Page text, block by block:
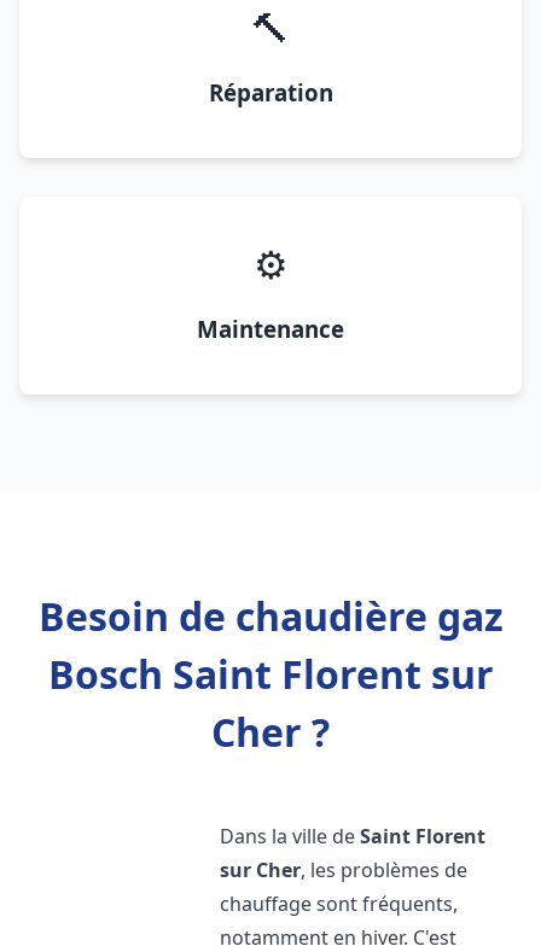
🔨
Réparation
⚙️
Maintenance
Besoin de chaudière gaz
Bosch Saint Florent sur
Cher ?
Dans la ville deSaint Florent
sur Cher, les problèmes de
chauffage sont fréquents,
notamment en hiver. C'est